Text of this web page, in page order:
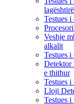
Testues
Veshje
alkalit
Testues
Detektor
e thithur
Testues
Lloji
Testues i